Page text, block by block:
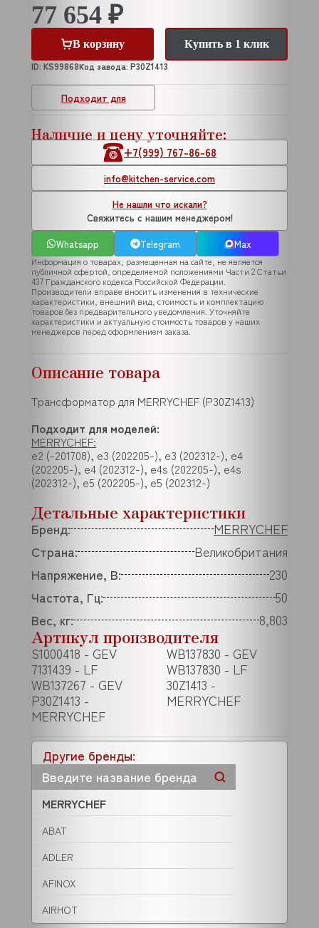
Другие бренды:
MERRYCHEF
ABAT
ADLER
AFINOX
AIRHOT
Подходит для
77 654 ₽
В корзину
Купить в 1 клик
ID: KS99868Код завода: P30Z1413
Наличие и цену уточняйте:
+7(999) 767-86-68
info@kitchen-service.com
Не нашли что искали?
Свяжитесь с нашим менеджером!
Whatsapp
Telegram Max
Информация о товарах, размещенная на сайте, не является
публичной офертой, определяемой положениями Части 2 Статьи
437 Гражданского кодекса Российской Федерации.
Производители вправе вносить изменения в технические
характеристики, внешний вид, стоимость и комплектацию
товаров без предварительного уведомления. Уточняйте
характеристики и актуальную стоимость товаров у наших
менеджеров перед оформлением заказа.
Описание товара
Трансформатор для MERRYCHEF (P30Z1413)
Подходит для моделей:
MERRYCHEF:
e2 (-201708), e3 (202205-), e3 (202312-), e4
(202205-), e4 (202312-), e4s (202205-), e4s
(202312-), e5 (202205-), e5 (202312-)
Детальные характеристики
Бренд:
MERRYCHEF
Страна:
Великобритания
Напряжение, В:
230
Частота, Гц:
50
Вес, кг:
8,803
Артикул производителя
S1000418 - GEV
7131439 - LF
WB137267 - GEV
P30Z1413 -
MERRYCHEF
WB137830 - GEV
WB137830 - LF
30Z1413 -
MERRYCHEF